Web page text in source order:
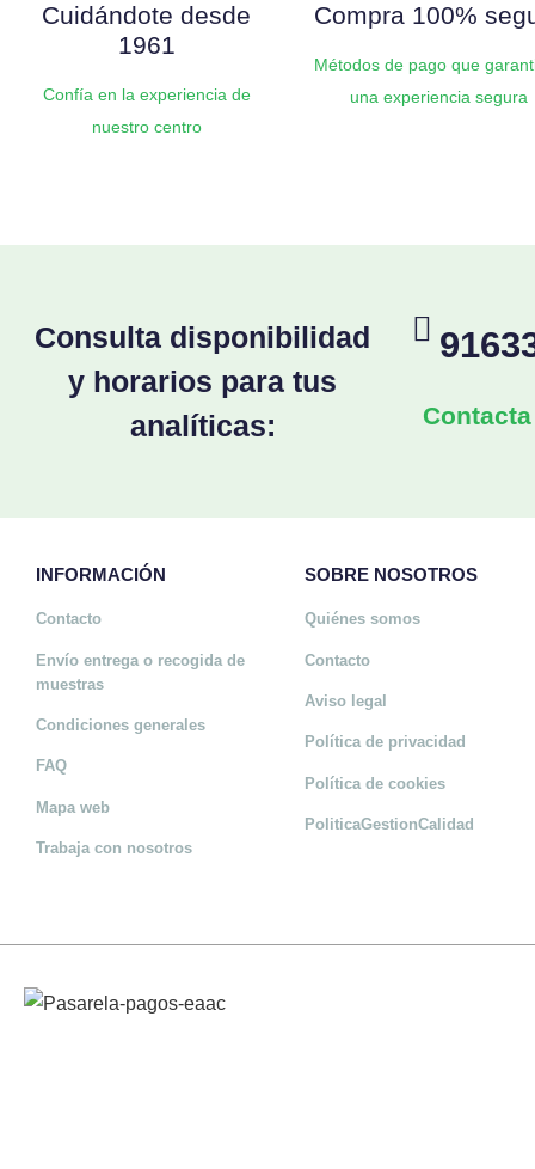
Cuidándote desde
1961
Confía en la experiencia de
nuestro centro
Compra 100%
Métodos de pago que
una experiencia segura
Consulta disponibilidad
y horarios para tus
analíticas:
INFORMACIÓN
Contacto
Envío entrega o recogida de
muestras
Condiciones generales
FAQ
Mapa web
Trabaja con nosotros
SOBRE NOSOTROS
Quiénes somos
Contacto
Aviso legal
Política de privacidad
Política de cookies
PoliticaGestionCalidad